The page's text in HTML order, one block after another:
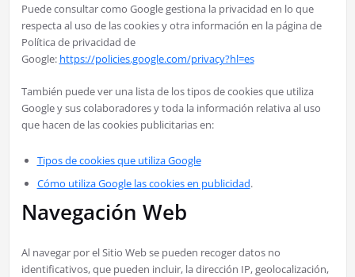
Puede consultar como Google gestiona la privacidad en lo que
respecta al uso de las cookies y otra información en la página de
Política de privacidad de
Google: https://policies.google.com/privacy?hl=es
También puede ver una lista de los tipos de cookies que utiliza
Google y sus colaboradores y toda la información relativa al uso
que hacen de las cookies publicitarias en:
Tipos de cookies que utiliza Google
Cómo utiliza Google las cookies en publicidad.
Navegación Web
Al navegar por el Sitio Web se pueden recoger datos no
identificativos, que pueden incluir, la dirección IP, geolocalización,